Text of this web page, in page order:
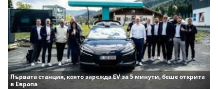
Първата станция, която зарежда EV за 5 минути, беше открита
в Европа